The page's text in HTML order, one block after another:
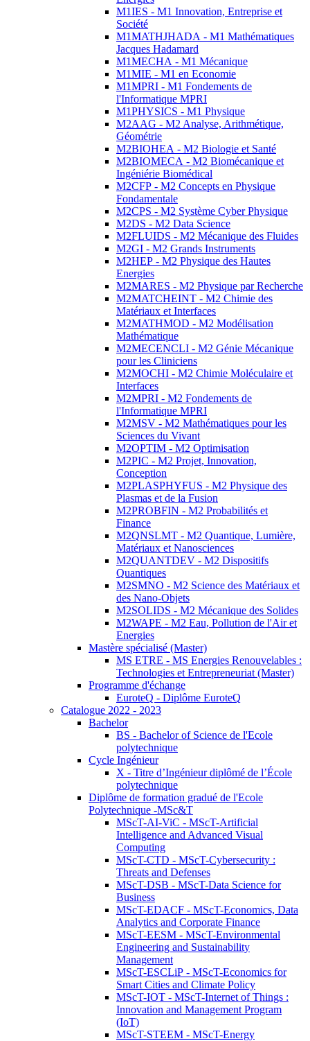
M1IES - M1 Innovation, Entreprise et
Société
M1MATHJHADA - M1 Mathématiques
Jacques Hadamard
M1MECHA - M1 Mécanique
M1MIE - M1 en Economie
M1MPRI - M1 Fondements de
l'Informatique MPRI
M1PHYSICS - M1 Physique
M2AAG - M2 Analyse, Arithmétique,
Géométrie
M2BIOHEA - M2 Biologie et Santé
M2BIOMECA - M2 Biomécanique et
Ingéniérie Biomédical
M2CFP - M2 Concepts en Physique
Fondamentale
M2CPS - M2 Système Cyber Physique
M2DS - M2 Data Science
M2FLUIDS - M2 Mécanique des Fluides
M2GI - M2 Grands Instruments
M2HEP - M2 Physique des Hautes
Energies
M2MARES - M2 Physique par Recherche
M2MATCHEINT - M2 Chimie des
Matériaux et Interfaces
M2MATHMOD - M2 Modélisation
Mathématique
M2MECENCLI - M2 Génie Mécanique
pour les Cliniciens
M2MOCHI - M2 Chimie Moléculaire et
Interfaces
M2MPRI - M2 Fondements de
l'Informatique MPRI
M2MSV - M2 Mathématiques pour les
Sciences du Vivant
M2OPTIM - M2 Optimisation
M2PIC - M2 Projet, Innovation,
Conception
M2PLASPHYFUS - M2 Physique des
Plasmas et de la Fusion
M2PROBFIN - M2 Probabilités et
Finance
M2QNSLMT - M2 Quantique, Lumière,
Matériaux et Nanosciences
M2QUANTDEV - M2 Dispositifs
Quantiques
M2SMNO - M2 Science des Matériaux et
des Nano-Objets
M2SOLIDS - M2 Mécanique des Solides
M2WAPE - M2 Eau, Pollution de l'Air et
Energies
Mastère spécialisé (Master)
MS ETRE - MS Energies Renouvelables :
Technologies et Entrepreneuriat (Master)
Programme d'échange
EuroteQ - Diplôme EuroteQ
Catalogue 2022 - 2023
Bachelor
BS - Bachelor of Science de l'Ecole
polytechnique
Cycle Ingénieur
X - Titre d’Ingénieur diplômé de l’École
polytechnique
Diplôme de formation gradué de l'Ecole
Polytechnique -MSc&T
MScT-AI-ViC - MScT-Artificial
Intelligence and Advanced Visual
Computing
MScT-CTD - MScT-Cybersecurity :
Threats and Defenses
MScT-DSB - MScT-Data Science for
Business
MScT-EDACF - MScT-Economics, Data
Analytics and Corporate Finance
MScT-EESM - MScT-Environmental
Engineering and Sustainability
Management
MScT-ESCLiP - MScT-Economics for
Smart Cities and Climate Policy
MScT-IOT - MScT-Internet of Things :
Innovation and Management Program
(IoT)
MScT-STEEM - MScT-Energy